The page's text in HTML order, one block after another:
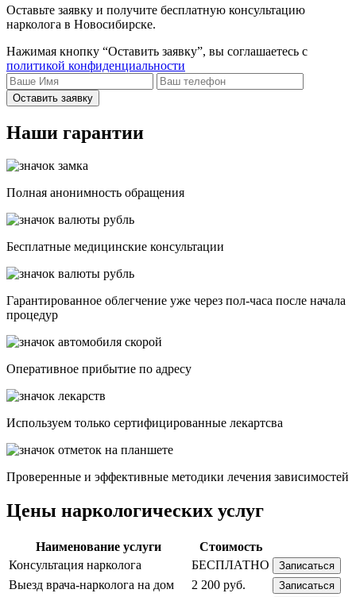
Оставьте заявку и получите бесплатную консультацию
нарколога в Новосибирске.
Нажимая кнопку “Оставить заявку”, вы соглашаетесь с
политикой конфиденциальности
Оставить заявку
Наши гарантии
Полная анонимность обращения
Бесплатные медицинские консультации
Гарантированное облегчение уже через пол-часа после начала
процедур
Опеpативное прибытие по адресу
Используем только сертифицированные лекартсва
Проверенные и эффективные методики лечения зависимостей
Цены наркологических услуг
Наименование услуги
Стоимость
Консультация нарколога
БЕСПЛАТНО Записаться
Выезд врача-нарколога на дом 2 200 руб. Записаться